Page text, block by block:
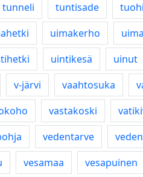
tunneli tuntisade
uimakerho
uintikesä uinut
v-järvi vaahtosuka
vastakoski
vedentarve
vesamaa vesapuinen